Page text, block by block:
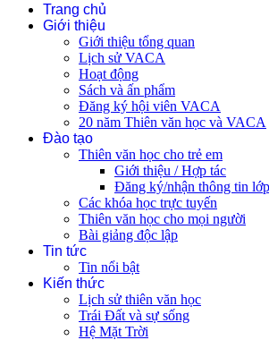
Trang chủ
Giới thiệu
Giới thiệu tổng quan
Lịch sử VACA
Hoạt động
Sách và ấn phẩm
Đăng ký hội viên VACA
20 năm Thiên văn học và VACA
Đào tạo
Thiên văn học cho trẻ em
Giới thiệu / Hợp tác
Đăng ký/nhận thông tin
Các khóa học trực tuyến
Thiên văn học cho mọi người
Bài giảng độc lập
Tin tức
Tin nổi bật
Kiến thức
Lịch sử thiên văn học
Trái Đất và sự sống
Hệ Mặt Trời